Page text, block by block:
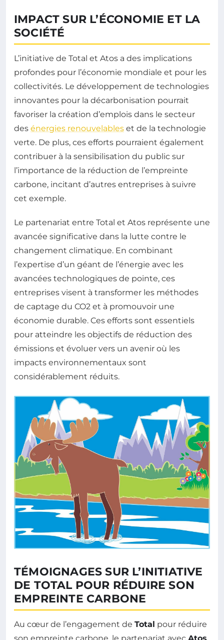
IMPACT SUR L’ÉCONOMIE ET LA
SOCIÉTÉ
L’initiative de Total et Atos a des implications
profondes pour l’économie mondiale et pour les
collectivités. Le développement de technologies
innovantes pour la décarbonisation pourrait
favoriser la création d’emplois dans le secteur
des énergies renouvelables et de la technologie
verte. De plus, ces efforts pourraient également
contribuer à la sensibilisation du public sur
l’importance de la réduction de l’empreinte
carbone, incitant d’autres entreprises à suivre
cet exemple.
Le partenariat entre Total et Atos représente une
avancée significative dans la lutte contre le
changement climatique. En combinant
l’expertise d’un géant de l’énergie avec les
avancées technologiques de pointe, ces
entreprises visent à transformer les méthodes
de captage du CO2 et à promouvoir une
économie durable. Ces efforts sont essentiels
pour atteindre les objectifs de réduction des
émissions et évoluer vers un avenir où les
impacts environnementaux sont
considérablement réduits.
TÉMOIGNAGES SUR L’INITIATIVE
DE TOTAL POUR RÉDUIRE SON
EMPREINTE CARBONE
Au cœur de l’engagement de Total pour réduire